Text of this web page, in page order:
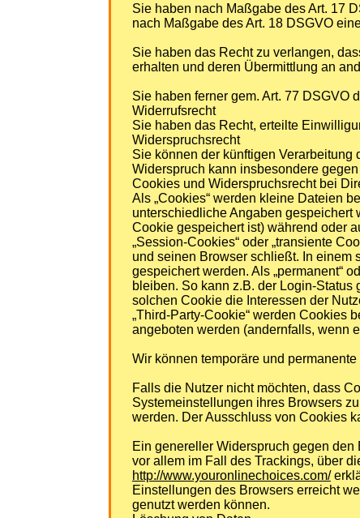
Sie haben nach Maßgabe des Art. 17
nach Maßgabe des Art. 18 DSGVO
Sie haben das Recht zu verlangen,
erhalten und deren Übermittlung an
Sie haben ferner gem. Art. 77 DSGVO
Widerrufsrecht
Sie haben das Recht, erteilte
Widerspruchsrecht
Sie können der künftigen
Widerspruch kann insbesondere
Cookies und Widerspruchsrecht bei
Als „Cookies“ werden kleine Dateien
unterschiedliche Angaben gespeichert
Cookie gespeichert ist) während oder
„Session-Cookies“ oder „transiente
und seinen Browser schließt. In einem
gespeichert werden. Als „permanent“
bleiben. So kann z.B. der Login-
solchen Cookie die Interessen der
„Third-Party-Cookie“ werden Cookies
angeboten werden (andernfalls, wenn
Wir können temporäre und
Falls die Nutzer nicht möchten, dass
Systemeinstellungen ihres Browsers
werden. Der Ausschluss von Cookies
Ein genereller Widerspruch gegen
vor allem im Fall des Trackings, über
http://www.youronlinechoices.com/
Einstellungen des Browsers erreicht
genutzt werden können.